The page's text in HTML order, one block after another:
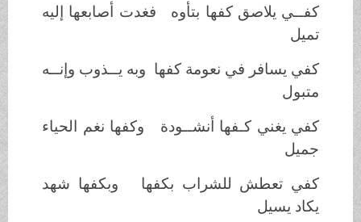
كفــي يلاصق كفها بتأوه فغدت أصابعها إليه
تميل
كفي يسافر في نعومة كفها وبه يــذوب وإنــه
متبول
كفي يغني كـفها أنشــودة وكفها نغم الحياء
جميل
كفي تعطش للشراب بكفها وبكفها شهد
يكاد يسيل